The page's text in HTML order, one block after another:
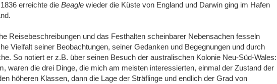
erreichte die Beagle wieder die Küste von England und Darwin ging im Hafen
Reisebeschreibungen und das Festhalten scheinbarer Nebensachen fesseln
Vielfalt seiner Beobachtungen, seiner Gedanken und Begegnungen und durch
So notiert er z.B. über seinen Besuch der australischen Kolonie Neu-Süd-Wales:
waren die drei Dinge, die mich am meisten interessierten, einmal der Zustand der
höheren Klassen, dann die Lage der Sträflinge und endlich der Grad von